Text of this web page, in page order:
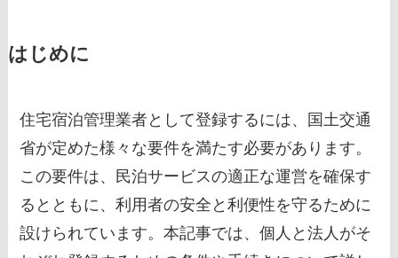
はじめに
住宅宿泊管理業者として登録するには、国土交通
省が定めた様々な要件を満たす必要があります。
この要件は、民泊サービスの適正な運営を確保す
るとともに、利用者の安全と利便性を守るために
設けられています。本記事では、個人と法人がそ